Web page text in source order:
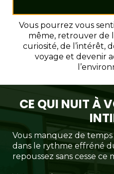
Vous pourrez vous
même, retrouver de
curiosité, de l’intérêt,
voyage et devenir
CE QUI NUIT À
Vous manquez de
dans le rythme effréné
repoussez sans cesse